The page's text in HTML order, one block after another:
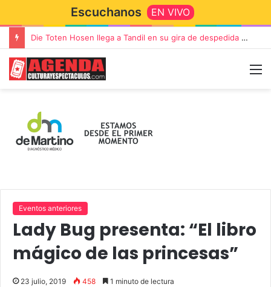
Escuchanos EN VIVO
Die Toten Hosen llega a Tandil en su gira de despedida «Fútbol, Asado, Vino y Adiós Amigos»
Eventos anteriores
Lady Bug presenta: “El libro
mágico de las princesas”
23 julio, 2019 458 1 minuto de lectura